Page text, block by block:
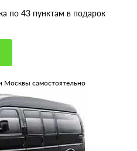
по 43 пунктам в подарок
Москвы самостоятельно